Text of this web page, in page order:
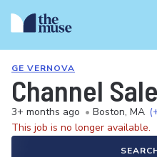
GE VERNOVA
Channel
3+ months ago • Boston, MA
This job is no longer available.